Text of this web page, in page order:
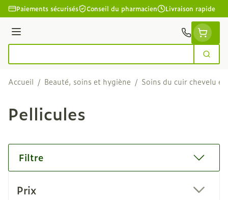
Aller au contenu
Paiements sécurisés Conseil du pharmacien Livraison rapide
Menu
Accueil / Beauté, soins et hygiène / Soins du cuir chevelu et
Pellicules
Filtre
Prix